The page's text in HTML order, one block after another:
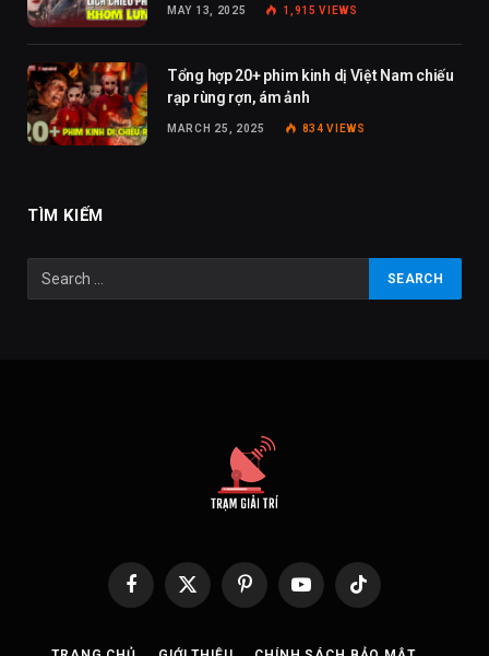
MAY 13, 2025 1,915VIEWS
Tổng hợp 20+ phim kinh dị Việt Nam chiếu
rạp rùng rợn, ám ảnh
MARCH 25, 2025 834VIEWS
TÌM KIẾM
Facebook
X
PinterestYouTubeTikTok